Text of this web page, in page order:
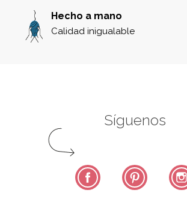
Hecho a mano
Calidad inigualable
Síguenos
Facebook Pinterest